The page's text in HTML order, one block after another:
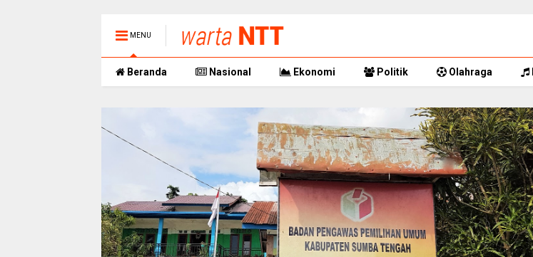
MENU
Beranda Nasional Ekonomi Politik Olahraga